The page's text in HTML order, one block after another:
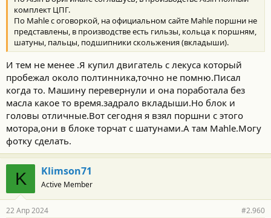
комплект ЦПГ.
По Mahle с оговоркой, на официальном сайте Mahle поршни не
представлены, в производстве есть гильзы, кольца к поршням,
шатуны, пальцы, подшипники скольжения (вкладыши).
И тем не менее .Я купил двигатель с лекуса который
пробежал около полтинника,точно не помню.Писал
когда то. Машину перевернули и она поработала без
масла какое то время.задрало вкладыши.Но блок и
головы отличные.Вот сегодня я взял поршни с этого
мотора,они в блоке торчат с шатунами.А там Mahle.Могу
фотку сделать.
K Klimson71
Active Member
22 Апр 2024 #2.960